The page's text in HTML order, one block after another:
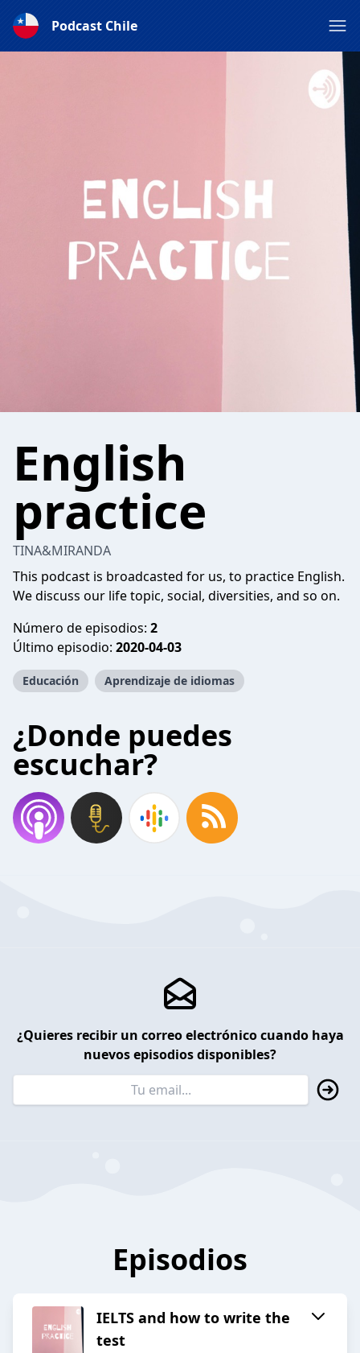
Podcast Chile
English
practice
TINA&MIRANDA
This podcast is broadcasted for us, to practice English.
We discuss our life topic, social, diversities, and so on.
Número de episodios: 2
Último episodio: 2020-04-03
Educación Aprendizaje de idiomas
¿Donde puedes
escuchar?
¿Quieres recibir un correo electrónico cuando haya
nuevos episodios disponibles?
Episodios
IELTS and how to write the
test